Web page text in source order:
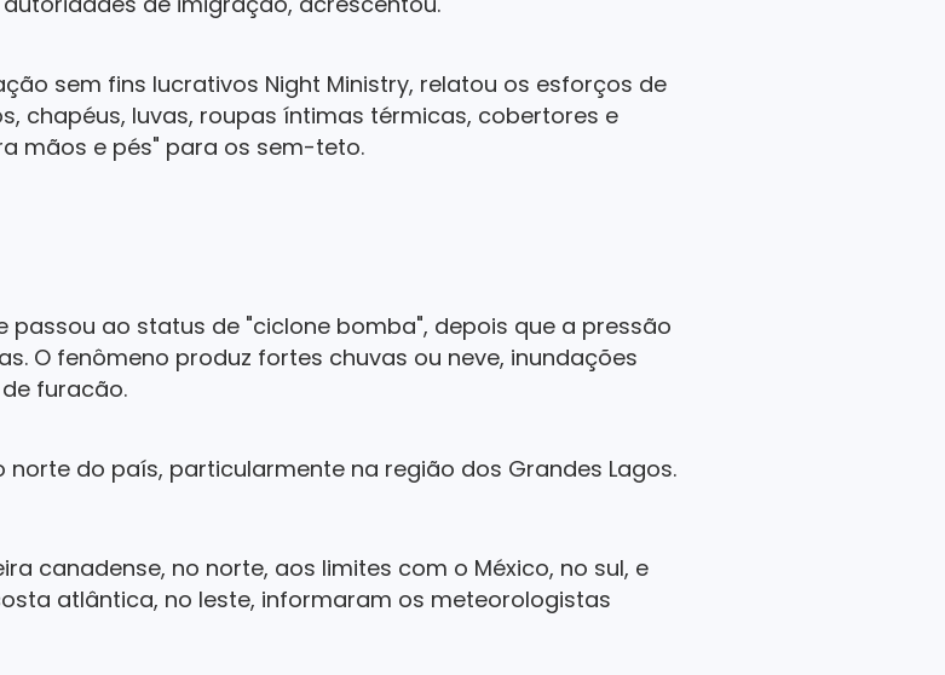
sem fins lucrativos Night Ministry, relatou os esforços de
chapéus, luvas, roupas íntimas térmicas, cobertores e
mãos e pés" para os sem-teto.
ao status de "ciclone bomba", depois que a pressão
O fenômeno produz fortes chuvas ou neve, inundações
furacão.
do país, particularmente na região dos Grandes Lagos.
canadense, no norte, aos limites com o México, no sul, e
atlântica, no leste, informaram os meteorologistas